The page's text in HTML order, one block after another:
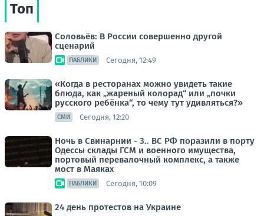
Топ
Соловьёв: В России совершенно другой
сценарий
ПАБЛИКИ Сегодня, 12:49
«Когда в ресторанах можно увидеть такие
блюда, как „жареный колорад“ или „почки
русского ребёнка“, то чему тут удивляться?»
СМИ Сегодня, 12:20
Ночь в Свинарнии - 3.. ВС РФ поразили в порту
Одессы склады ГСМ и военного имущества,
портовый перевалочный комплекс, а также
мост в Маяках
ПАБЛИКИ Сегодня, 10:09
24 день протестов на Украине